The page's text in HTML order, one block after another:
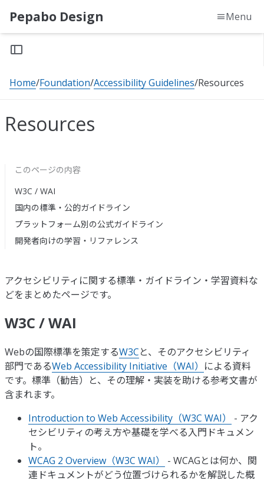
Pepabo Design Menu
Home Foundation Accessibility Guidelines Resources
Resources
このページの内容
W3C / WAI
国内の標準・公的ガイドライン
プラットフォーム別の公式ガイドライン
開発者向けの学習・リファレンス
アクセシビリティに関する標準・ガイドライン・学習資料な
どをまとめたページです。
W3C / WAI
Webの国際標準を策定するW3Cと、そのアクセシビリティ
部門であるWeb Accessibility Initiative（WAI） による資料
です。標準（勧告）と、その理解・実装を助ける参考文書が
含まれます。
Introduction to Web Accessibility（W3C WAI）
- アク
セシビリティの考え方や基礎を学べる入門ドキュメン
ト。
WCAG 2 Overview（W3C WAI）
- WCAGとは何か、関
連ドキュメントがどう位置づけられるかを解説した概